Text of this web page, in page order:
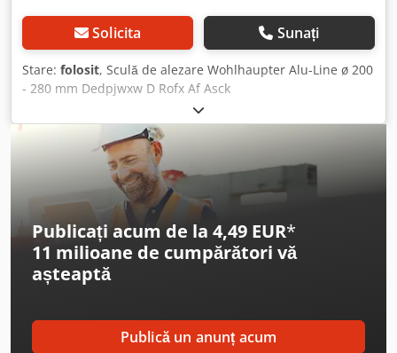
Solicita Sunați
Stare: folosit, Sculă de alezare Wohlhaupter Alu-Line ø 200
- 280 mm Dedpjwxw D Rofx Af Asck
Publicați acum de la 4,49 EUR*
11 milioane de cumpărători vă
așteaptă
Publică un anunț acum